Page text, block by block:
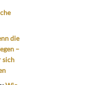
die
–
sich